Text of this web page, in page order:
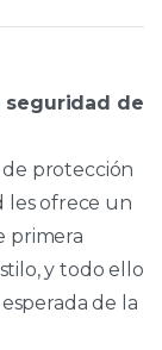
seguridad de
de protección
les ofrece un
primera
y todo ello
de la